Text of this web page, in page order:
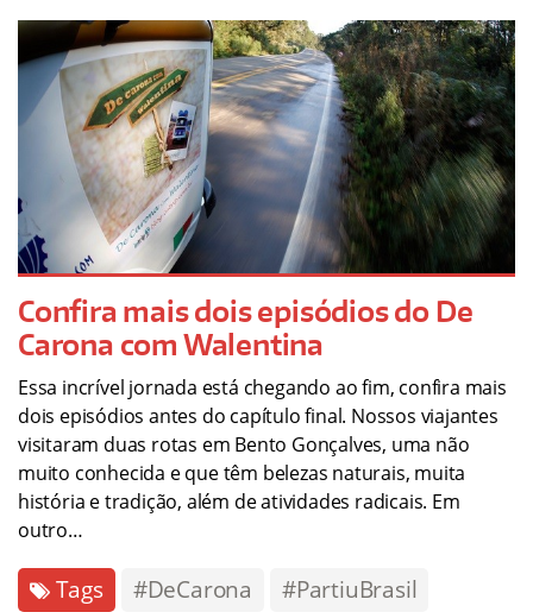
Confira mais dois episódios do De
Carona com Walentina
Essa incrível jornada está chegando ao fim, confira mais
dois episódios antes do capítulo final. Nossos viajantes
visitaram duas rotas em Bento Gonçalves, uma não
muito conhecida e que têm belezas naturais, muita
história e tradição, além de atividades radicais. Em
outro…
Tags #DeCarona
#PartiuBrasil